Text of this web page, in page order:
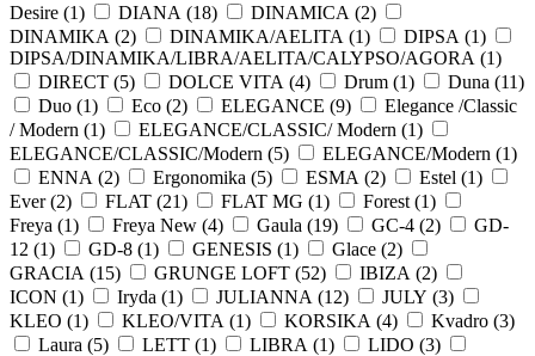
Desire (1) DIANA (18) DINAMICA (2)
DINAMIKA (2) DINAMIKA/AELITA (1) DIPSA (1)
DIPSA/DINAMIKA/LIBRA/AELITA/CALYPSO/AGORA (1)
DIRECT (5) DOLCE VITA (4) Drum (1) Duna (11)
Duo (1) Eco (2) ELEGANCE (9)
Elegance /Classic
/ Modern (1) ELEGANCE/CLASSIC/ Modern (1)
ELEGANCE/CLASSIC/Modern (5) ELEGANCE/Modern (1)
ENNA (2) Ergonomika (5) ESMA (2) Estel (1)
Ever (2) FLAT (21) FLAT MG (1) Forest (1)
Freya (1) Freya New (4) Gaula (19) GC-4 (2)
GD-
12 (1) GD-8 (1) GENESIS (1) Glace (2)
GRACIA (15) GRUNGE LOFT (52) IBIZA (2)
ICON (1) Iryda (1) JULIANNA (12) JULY (3)
KLEO (1) KLEO/VITA (1) KORSIKA (4) Kvadro (3)
Laura (5) LETT (1) LIBRA (1) LIDO (3)